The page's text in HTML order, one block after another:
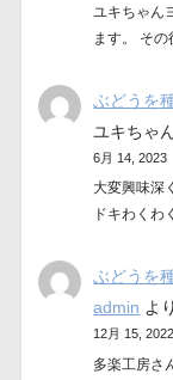
ユキちゃん
ます。 そ
ぶどうを
ユキちゃ
6月 14, 2023
大変興味深
ドキわく
ぶどうを
admin より
12月 15, 2022
多楽工房さ